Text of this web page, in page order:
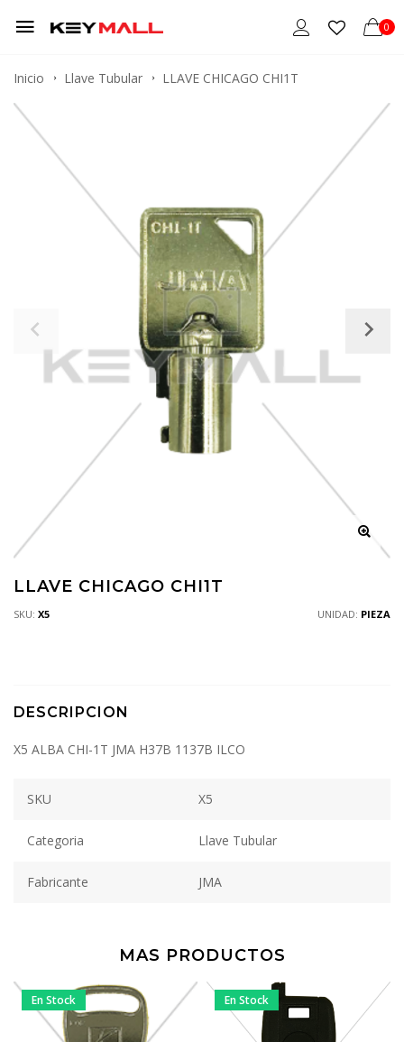
0
Inicio Llave Tubular LLAVE CHICAGO CHI1T
LLAVE CHICAGO CHI1T
SKU: X5 UNIDAD: PIEZA
DESCRIPCION
X5 ALBA CHI-1T JMA H37B 1137B ILCO
SKU X5
Categoria Llave Tubular
Fabricante JMA
MAS PRODUCTOS
En Stock En Stock